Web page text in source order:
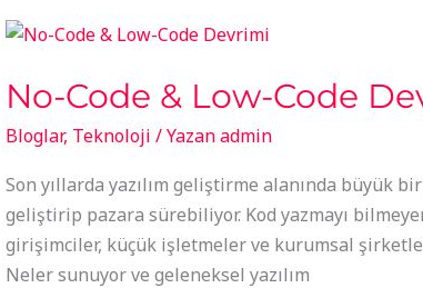
No-Code & Low-Code
Bloglar, Teknoloji / Yazanadmin
Son yıllarda yazılım geliştirme alanında büyük
geliştirip pazara sürebiliyor. Kod yazmayı
girişimciler, küçük işletmeler ve kurumsal
Neler sunuyor ve geleneksel yazılım
No-
&
Code
Devrimi